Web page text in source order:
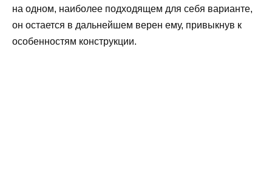
на одном, наиболее подходящем для себя варианте,
он остается в дальнейшем верен ему, привыкнув к
особенностям конструкции.